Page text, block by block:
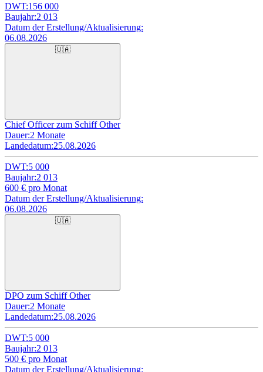
DWT:156 000
Baujahr:2 013
Datum der Erstellung/Aktualisierung:
06.08.2026
🇺🇦
Chief Officer zum Schiff Other
Dauer:2 Monate
Landedatum:25.08.2026
DWT:5 000
Baujahr:2 013
600 € pro Monat
Datum der Erstellung/Aktualisierung:
06.08.2026
🇺🇦
DPO zum Schiff Other
Dauer:2 Monate
Landedatum:25.08.2026
DWT:5 000
Baujahr:2 013
500 € pro Monat
Datum der Erstellung/Aktualisierung: